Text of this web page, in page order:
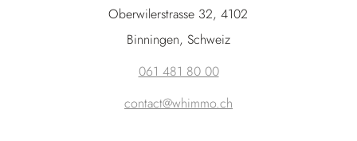
Oberwilerstrasse 32, 4102
Binningen, Schweiz
061 481 80 00
contact@whimmo.ch